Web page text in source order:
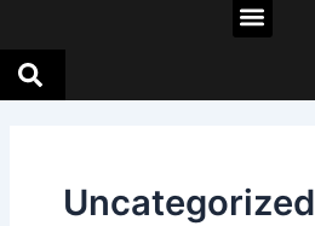
Menu
Uncategorized